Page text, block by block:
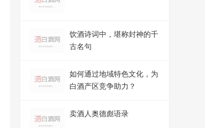
饮酒诗词中，堪称封神的千
古名句
如何通过地域特色文化，为
白酒产区竞争助力？
卖酒人奥德彪语录